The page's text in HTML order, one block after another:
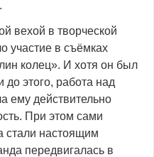
вехой в творческой
участие в съёмках
колец». И хотя он был
до этого, работа над
ему действительно
При этом сами
стали настоящим
передвигалась в